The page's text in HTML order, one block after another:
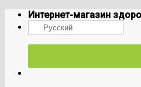
Skip
content
Интернет-магазин
Русский